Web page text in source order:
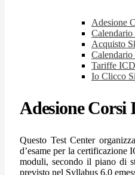
Adesione
Acquisto
Tariffe
Io Clicco
Adesione
Questo Test Center
d’esame per la
moduli, secondo il piano di
previsto nel Syllabus 6.0